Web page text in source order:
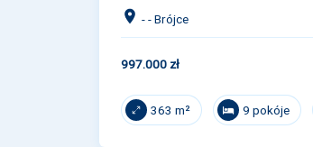
- - Brójce
997.000 zł
363 m² 9 pokóje